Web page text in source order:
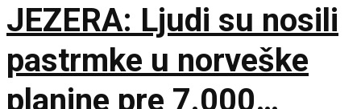
JEZERA: Ljudi su nosili
pastrmke u norveške
planine pre 7.000